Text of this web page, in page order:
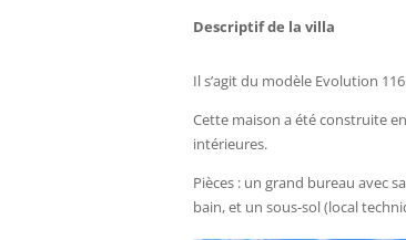
Descriptif de la villa
Il s’agit du modèle Evolution
Cette maison a été construite
intérieures.
Pièces : un grand bureau avec
bain, et un sous-sol (local